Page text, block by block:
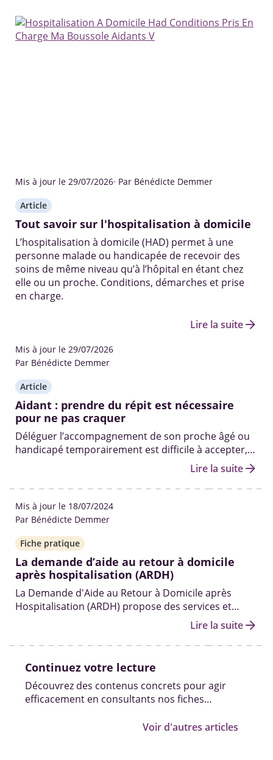
Mis à jour le 29/07/2026· Par Bénédicte Demmer
Article
Tout savoir sur l'hospitalisation à domicile
L’hospitalisation à domicile (HAD) permet à une
personne malade ou handicapée de recevoir des
soins de même niveau qu’à l’hôpital en étant chez
elle ou un proche. Conditions, démarches et prise
en charge.
Lire la suitearrow_forward
Mis à jour le 29/07/2026
Par Bénédicte Demmer
Article
Aidant : prendre du répit est nécessaire
pour ne pas craquer
Déléguer l’accompagnement de son proche âgé ou
handicapé temporairement est difficile à accepter,
mais nécessaire pour éviter l’épuisement etLire la suitearrow_forward
Mis à jour le 18/07/2024
Par Bénédicte Demmer
Fiche pratique
La demande d’aide au retour à domicile
après hospitalisation (ARDH)
La Demande d'Aide au Retour à Domicile après
Hospitalisation (ARDH) propose des services et
prestations pour faciliter le retour d’une personne
Lire la suitearrow_forward
Continuez votre lecture
Découvrez des contenus concrets pour agir
efficacement en consultants nos fiches
Voir d'autres articles